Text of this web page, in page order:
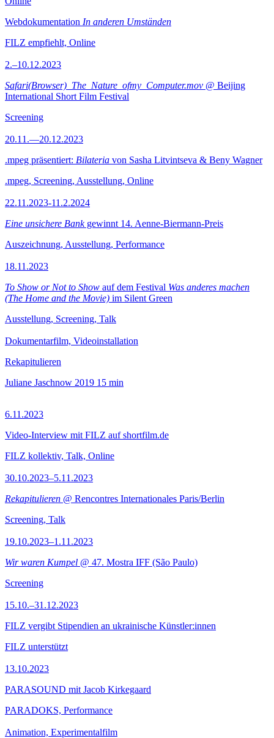
Webdokumentation In anderen Umständen
FILZ empfiehlt, Online
2.–10.12.2023
Safari(Browser)_The_Nature_ofmy_Computer.mov @ Beijing
International Short Film Festival
Screening
20.11.—20.12.2023
.mpeg präsentiert: Bilateria von Sasha Litvintseva & Beny Wagner
.mpeg, Screening, Ausstellung, Online
22.11.2023-11.2.2024
Eine unsichere Bankgewinnt 14. Aenne-Biermann-Preis
Auszeichnung, Ausstellung, Performance
18.11.2023
To Show or Not to Show auf dem Festival Was anderes machen
(The Home and the Movie) im Silent Green
Ausstellung, Screening, Talk
Dokumentarfilm, Videoinstallation
Rekapitulieren
Juliane Jaschnow 2019 15 min
6.11.2023
Video-Interview mit FILZ auf shortfilm.de
FILZ kollektiv, Talk, Online
30.10.2023–5.11.2023
Rekapitulieren @ Rencontres Internationales Paris/Berlin
Screening, Talk
19.10.2023–1.11.2023
Wir waren Kumpel @ 47. Mostra IFF (São Paulo)
Screening
15.10.–31.12.2023
FILZ vergibt Stipendien an ukrainische Künstler:innen
FILZ unterstützt
13.10.2023
PARASOUND mit Jacob Kirkegaard
PARADOKS, Performance
Animation, Experimentalfilm